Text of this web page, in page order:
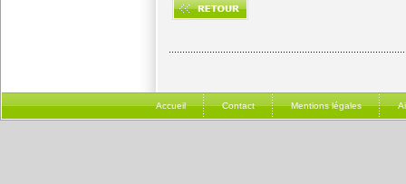
Accueil Contact Mentions légales